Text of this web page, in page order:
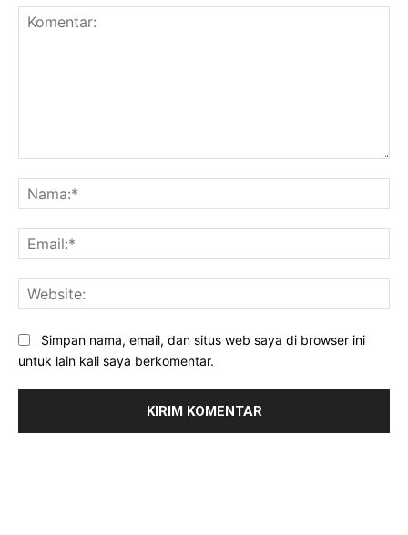
Simpan nama, email, dan situs web saya di browser ini
untuk lain kali saya berkomentar.